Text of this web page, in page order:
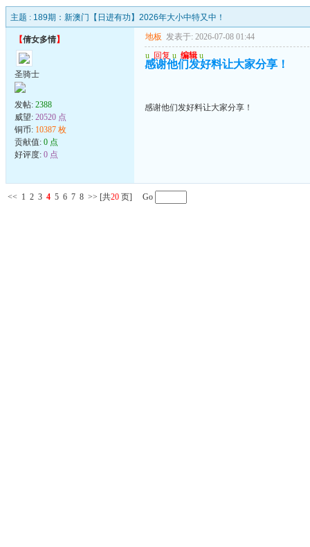
主题 : 189期：新澳门【日进有功】2026年大小中特又中！
【倩女多情】
圣骑士
发帖: 2388
威望: 20520 点
铜币: 10387 枚
贡献值: 0 点
好评度: 0 点
地板 发表于: 2026-07-08 01:44
u 回复 u 编辑 u
感谢他们发好料让大家分享！
感谢他们发好料让大家分享！
<< 1 2 3 4 5 6 7 8 >> [共20 页] Go